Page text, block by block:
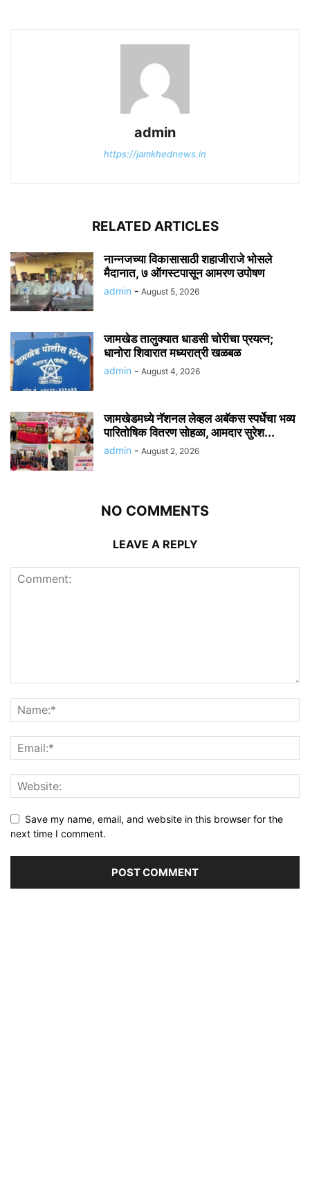
admin
https://jamkhednews.in
RELATED ARTICLES
नान्नजच्या विकासासाठी शहाजीराजे भोसले
मैदानात, ७ ऑगस्टपासून आमरण उपोषण
admin - August 5, 2026
जामखेड तालुक्यात धाडसी चोरीचा प्रयत्न;
धानोरा शिवारात मध्यरात्री खळबळ
admin - August 4, 2026
जामखेडमध्ये नॅशनल लेव्हल अबॅकस स्पर्धेचा भव्य
पारितोषिक वितरण सोहळा, आमदार सुरेश...
admin - August 2, 2026
NO COMMENTS
LEAVE A REPLY
Save my name, email, and website in this browser for the
next time I comment.